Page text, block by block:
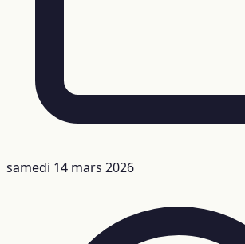
samedi 14 mars 2026